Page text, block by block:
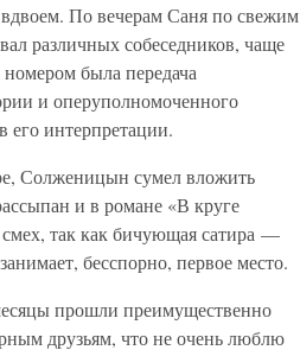
По вечерам Саня по свежим
различных собеседников, чаще
была передача
и оперуполномоченного
интерпретации.
Солженицын сумел вложить
и в романе «В круге
смех, так как бичующая сатира —
бесспорно, первое место.
прошли преимущественно
друзьям, что не очень люблю